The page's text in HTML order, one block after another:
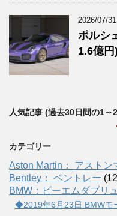
2026/07/31
ポルシ
1.6億
人気記事 (過去30日間の1～
カテゴリー
Aston Martin： アストン
Bentley： ベントレー
BMW：ビーエムダブリ
◆2019年6月23日 BMWモ